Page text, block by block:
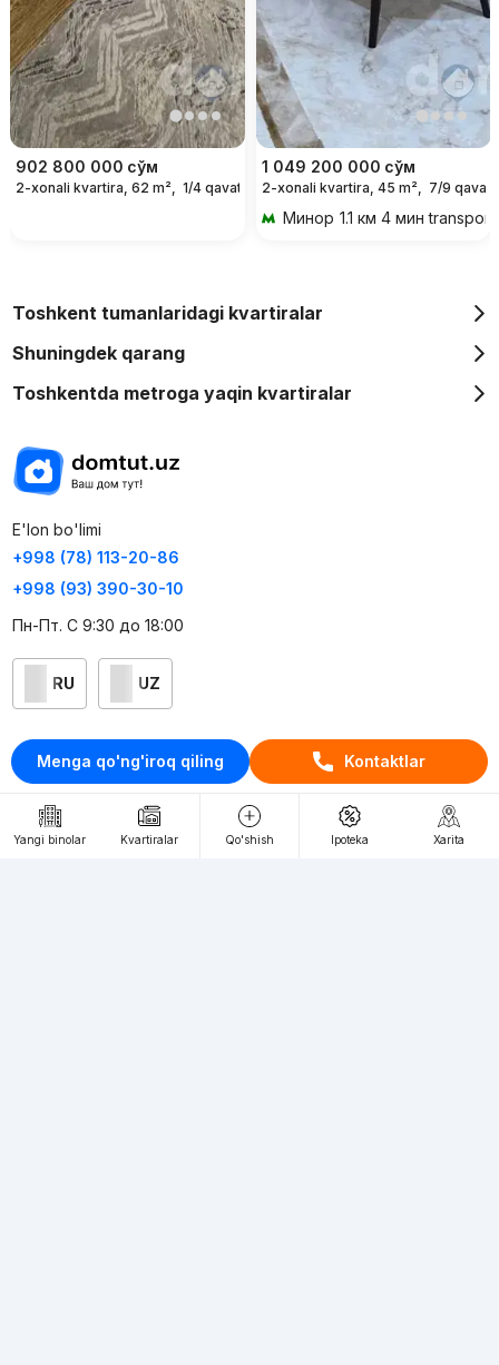
Menga qo'ng'iroq qiling Kontaktlar
902 800 000 сўм
2-xonali kvartira, 62 m², 1/4 qavat
1 049 200 000 сўм
2-xonali kvartira, 45 m², 7/9 qavat
Минор 1.1 км 4 мин
Yangi binolar Kvartiralar Qo'shish Ipoteka Xarita
Toshkent tumanlaridagi kvartiralar
Shuningdek qarang
Toshkentda metroga yaqin kvartiralar
E'lon bo'limi
+998 (78) 113-20-86
+998 (93) 390-30-10
Пн-Пт. С 9:30 до 18:00
RU UZ
Kontaktlar
loyiha haqida
Webnow © loyihasi